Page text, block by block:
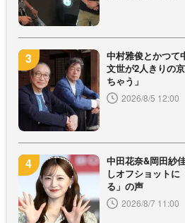
中村雅俊とかつて
文世が2人きりの
ちゃう」
2026/8/5 12:00
中田花奈&岡田紗
しオフショットに
る」の声
2026/8/7 11:00